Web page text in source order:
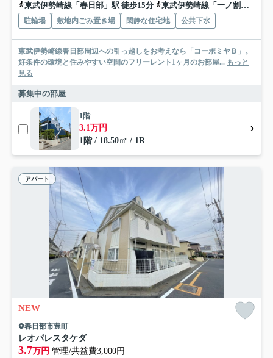
東武伊勢崎線「春日部」駅 徒歩15分
東武伊勢崎線「一ノ割」駅 徒歩20分
駐輪場 敷地内ごみ置き場 閑静な住宅地 公共下水
東武伊勢崎線春日部周辺への引っ越しをお考えなら「コーポミヤＢ」。
好条件の環境と住みやすい空間のフリーレント1ヶ月のお部屋... もっと
見る
募集中の部屋
1階
3.1万円
1階 / 18.50㎡ / 1R
アパート
NEW
春日部市豊町
レオパレスタケダ
3.7万円 管理/共益費3,000円